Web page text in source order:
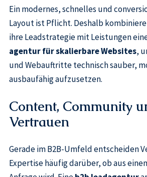
Ein modernes, schnelles und
Layout ist Pflicht. Deshalb
ihre Leadstrategie mit Leistungen
agentur für skalierbare Websites,
und Webauftritte technisch sauber,
ausbaufähig aufzusetzen.
Content, Community
Vertrauen
Gerade im B2B-Umfeld entscheiden
Expertise häufig darüber, ob aus